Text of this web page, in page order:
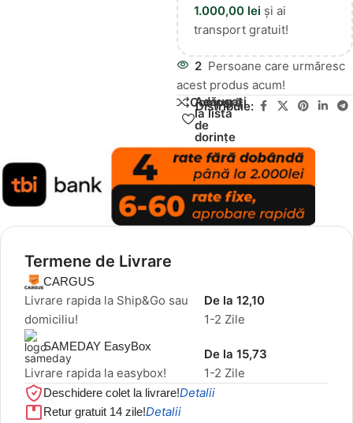
1.000,00 lei și ai
transport gratuit!
2 Persoane care urmăresc
acest produs acum!
Compară
Adăugați
la lista
de
dorințe
Distribuie:
Termene de Livrare
CARGUS
Livrare rapida la Ship&Go sau
domiciliu!
1-2 Zile
De la 12,10
SAMEDAY EasyBox
Livrare rapida la easybox! 1-2 Zile
De la 15,73
Deschidere colet la livrare!Detalii
Retur gratuit 14 zile!Detalii